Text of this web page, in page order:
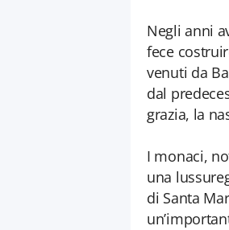
Negli anni
fece
venuti da
dal
grazia, la
I monaci,
una
di Santa